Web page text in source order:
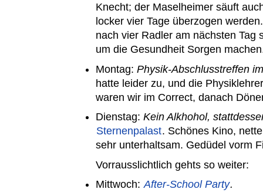
Knecht; der Maselheimer säuft
locker vier Tage überzogen
nach vier Radler am nächsten Tag
um die Gesundheit Sorgen
Montag:Physik-Abschlusstreffen
hatte leider zu, und die
waren wir im Correct, danach
Dienstag:Kein Alkhohol,
Sternenpalast. Schönes Kino,
sehr unterhaltsam. Gedüdel vorm
Vorrausslichtlich gehts so weiter:
Mittwoch:After-School Party.